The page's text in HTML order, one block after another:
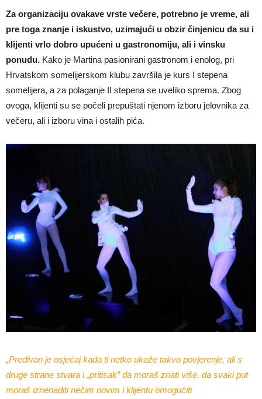
Za organizaciju ovakave vrste večere, potrebno je vreme, ali
pre toga znanje i iskustvo, uzimajući u obzir činjenicu da su i
klijenti vrlo dobro upućeni u gastronomiju, ali i vinsku
ponudu. Kako je Martina pasionirani gastronom i enolog, pri
Hrvatskom somelijerskom klubu završila je kurs I stepena
somelijera, a za polaganje II stepena se uveliko sprema. Zbog
ovoga, klijenti su se počeli prepuštati njenom izboru jelovnika za
večeru, ali i izboru vina i ostalih pića.
„Predivan je osjećaj kada ti netko ukaže takvo povjerenje, ali s
druge strane stvara i „pritisak” da moraš znati više, da svaki put
moraš iznenaditi nečim novim i klijentu omogućiti